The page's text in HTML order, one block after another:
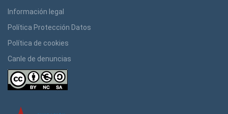
Información legal
Política Protección Datos
Política de cookies
Canle de denuncias